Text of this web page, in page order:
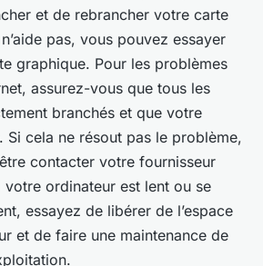
et de rebrancher votre carte
pas, vous pouvez essayer
graphique. Pour les problèmes
assurez-vous que tous les
branchés et que votre
Si cela ne résout pas le problème,
contacter votre fournisseur
votre ordinateur est lent ou se
essayez de libérer de l’espace
et de faire une maintenance de